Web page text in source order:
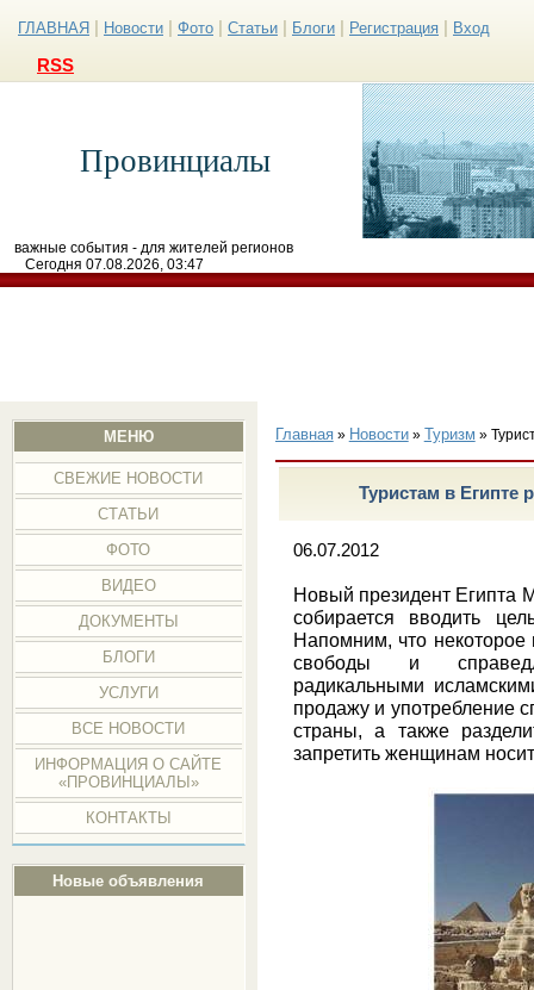
ГЛАВНАЯ Новости Фото Статьи Блоги Регистрация Вход
RSS
Провинциалы
важные события - для жителей регионов
Сегодня 07.08.2026, 03:47
МЕНЮ
СВЕЖИЕ НОВОСТИ
СТАТЬИ
ФОТО
ВИДЕО
ДОКУМЕНТЫ
БЛОГИ
УСЛУГИ
ВСЕ НОВОСТИ
ИНФОРМАЦИЯ О САЙТЕ
«ПРОВИНЦИАЛЫ»
КОНТАКТЫ
Новые объявления
Главная» Новости» Туризм »
Туристам в Египте
06.07.2012
Новый президент Египта
собирается вводить
Напомним, что
свободы и
радикальными
продажу и употребление
страны, а также
запретить женщинам